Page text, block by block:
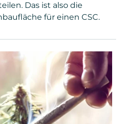
Das ist also die
für einen CSC.